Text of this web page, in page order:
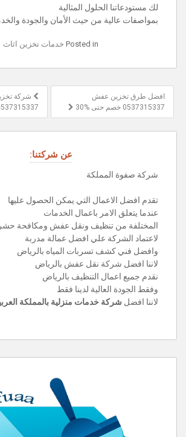
لك مستودعاتنا الحلول المثالية
بمواصفات عالية من حيث الأمان والجودة
Posted in خدمات تخزين اثاث
تصفّح
المقالات
شركة
0537315337 خصم حتى
افضل طرق تخزين عفش
0537315337 خصم حتى %30
عن شركتنا:
شركة صفوة المملكة
تقدم افضل الاعمال التي يمكن الحصول عليها
عندما يتعلق الامر باعمال الخدمات
المختلفة من تنظيف ونقل عفش ومكافحة
لاعتماد الشركة علي افضل عمالة مدربة
وافضل فني كشف تسربات المياه بالرياض
لاننا افضل شركة نقل عفش بالرياض
نقدم جميع اعمال التنظيف بالرياض
وفقط الجودة العالية لدينا فقط
لاننا افضل شركة خدمات منزلية بالمملكة